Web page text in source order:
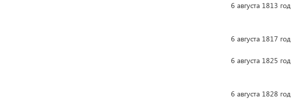
6 августа 1813 год
6 августа 1817 год
6 августа 1825 год
6 августа 1828 год